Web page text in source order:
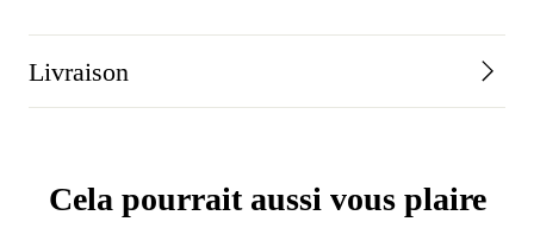
Livraison
Cela pourrait aussi vous plaire